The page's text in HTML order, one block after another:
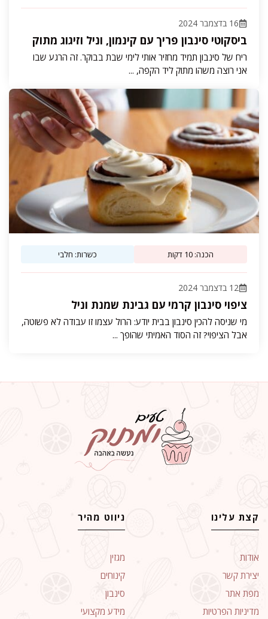
16 בדצמבר 2024
ביסקוטי סינבון פריך עם קינמון, וניל וזיגוג מתוק
ריח של סינבון תמיד מחזיר אותי לימי שבת בבוקר. זה הרגע שבו
אני רוצה משהו מתוק ליד הקפה, ...
הכנה: 10 דקות כשרות: חלבי
12 בדצמבר 2024
ציפוי סינבון קרמי עם גבינת שמנת וניל
מי שניסה להכין סינבון בבית יודע: הרול עצמו זו עבודה לא פשוטה,
אבל הציפוי? זה הסוד האמיתי שהופך ...
קצת עלינו
אודות
יצירת קשר
מפת אתר
מדיניות הפרטיות
ניווט מהיר
מגזין
קינוחים
סינבון
מידע מקצועי